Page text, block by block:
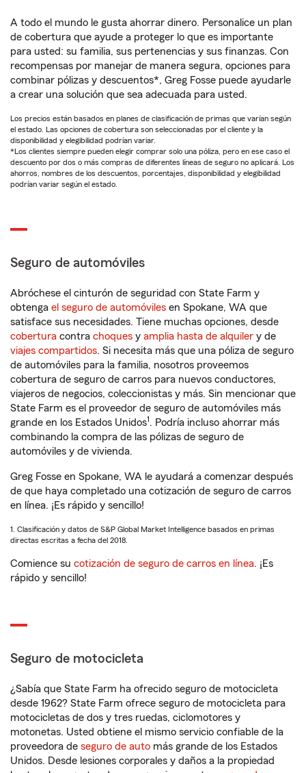
A todo el mundo le gusta ahorrar dinero. Personalice un plan
de cobertura que ayude a proteger lo que es importante
para usted: su familia, sus pertenencias y sus finanzas. Con
recompensas por manejar de manera segura, opciones para
combinar pólizas y descuentos*, Greg Fosse puede ayudarle
a crear una solución que sea adecuada para usted.
Los precios están basados en planes de clasificación de primas que varían según
el estado. Las opciones de cobertura son seleccionadas por el cliente y la
disponibilidad y elegibilidad podrían variar.
*Los clientes siempre pueden elegir comprar solo una póliza, pero en ese caso el
descuento por dos o más compras de diferentes líneas de seguro no aplicará. Los
ahorros, nombres de los descuentos, porcentajes, disponibilidad y elegibilidad
podrían variar según el estado.
Seguro de automóviles
Abróchese el cinturón de seguridad con State Farm y
obtenga el seguro de automóviles en Spokane, WA que
satisface sus necesidades. Tiene muchas opciones, desde
cobertura contra choques y amplia hasta de alquiler y de
viajes compartidos. Si necesita más que una póliza de seguro
de automóviles para la familia, nosotros proveemos
cobertura de seguro de carros para nuevos conductores,
viajeros de negocios, coleccionistas y más. Sin mencionar que
State Farm es el proveedor de seguro de automóviles más
grande en los Estados Unidos1. Podría incluso ahorrar más
combinando la compra de las pólizas de seguro de
automóviles y de vivienda.
Greg Fosse en Spokane, WA le ayudará a comenzar después
de que haya completado una cotización de seguro de carros
en línea. ¡Es rápido y sencillo!
1. Clasificación y datos de S&P Global Market Intelligence basados en primas
directas escritas a fecha del 2018.
Comience su cotización de seguro de carros en línea. ¡Es
rápido y sencillo!
Seguro de motocicleta
¿Sabía que State Farm ha ofrecido seguro de motocicleta
desde 1962? State Farm ofrece seguro de motocicleta para
motocicletas de dos y tres ruedas, ciclomotores y
motonetas. Usted obtiene el mismo servicio confiable de la
proveedora de seguro de auto más grande de los Estados
Unidos. Desde lesiones corporales y daños a la propiedad